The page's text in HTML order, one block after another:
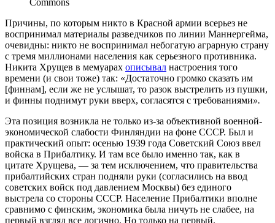
Commons
Причины, по которым никто в Красной армии всерьез не
воспринимал материалы разведчиков по линии Маннергейма,
очевидны: никто не воспринимал небогатую аграрную страну
с тремя миллионами населения как серьезного противника.
Никита Хрущев в мемуарах описывал настроения того
времени (и свои тоже) так: «Достаточно громко сказать им
[финнам], если же не услышат, то разок выстрелить из пушки,
и финны поднимут руки вверх, согласятся с требованиями».
Эта позиция возникла не только из-за объективной военной-
экономической слабости Финляндии на фоне СССР. Был и
практический опыт: осенью 1939 года Советский Союз ввел
войска в Прибалтику. И там все было именно так, как в
цитате Хрущева, — за тем исключением, что правительства
прибалтийских стран подняли руки (согласились на ввод
советских войск под давлением Москвы) без единого
выстрела со стороны СССР. Население Прибалтики вполне
сравнимо с финским, экономика была ничуть не слабее, на
первый взгляд все логично. Но только на первый.